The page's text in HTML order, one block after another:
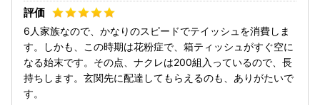
6人家族なので、かなりのスピードでテイッシュを消費しま
す。しかも、この時期は花粉症で、箱ティッシュがすぐ空に
なる始末です。その点、ナクレは200組入っているので、長
持ちします。玄関先に配達してもらえるのも、ありがたいで
す。